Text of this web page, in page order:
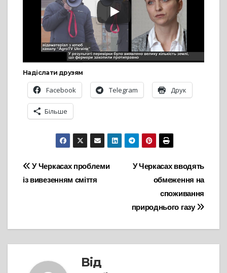
Надіслати друзям
Facebook Telegram Друк
Більше
Навігація
У Черкасах вводять
обмеження на
споживання
природнього газу
У Черкасах проблеми
із вивезенням сміття
Від